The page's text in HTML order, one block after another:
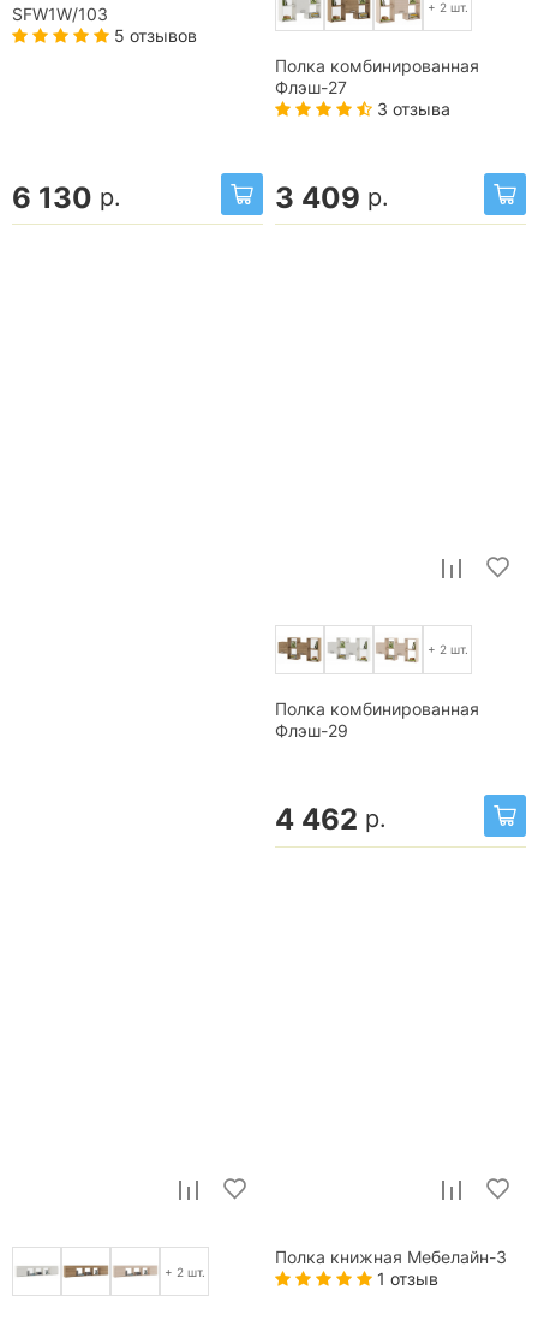
SFW1W/103
5 отзывов
6 130 р.
+ 2 шт.
Полка комбинированная
Флэш-27
3 отзыва
3 409 р.
+ 2 шт.
Полка комбинированная
Флэш-29
4 462 р.
+ 2 шт.
Полка книжная Мебелайн-3
1 отзыв